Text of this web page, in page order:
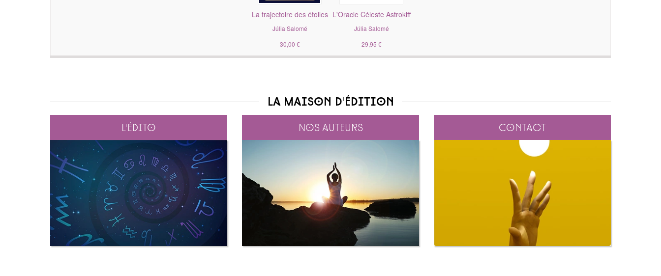
La trajectoire des étoiles
Júlia Salomé
30,00 €
L'Oracle Céleste Astrokiff
Júlia Salomé
29,95 €
La maison d'édition
L'édito Nos auteurs Contact